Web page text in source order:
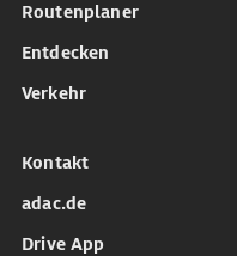
Routenplaner
Entdecken
Verkehr
Kontakt
adac.de
Drive App